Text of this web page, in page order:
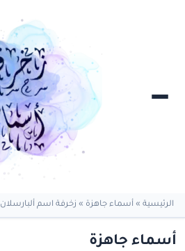
الرئيسية » أسماء جاهزة » زخرفة اسم ألبارسلان
أسماء جاهزة